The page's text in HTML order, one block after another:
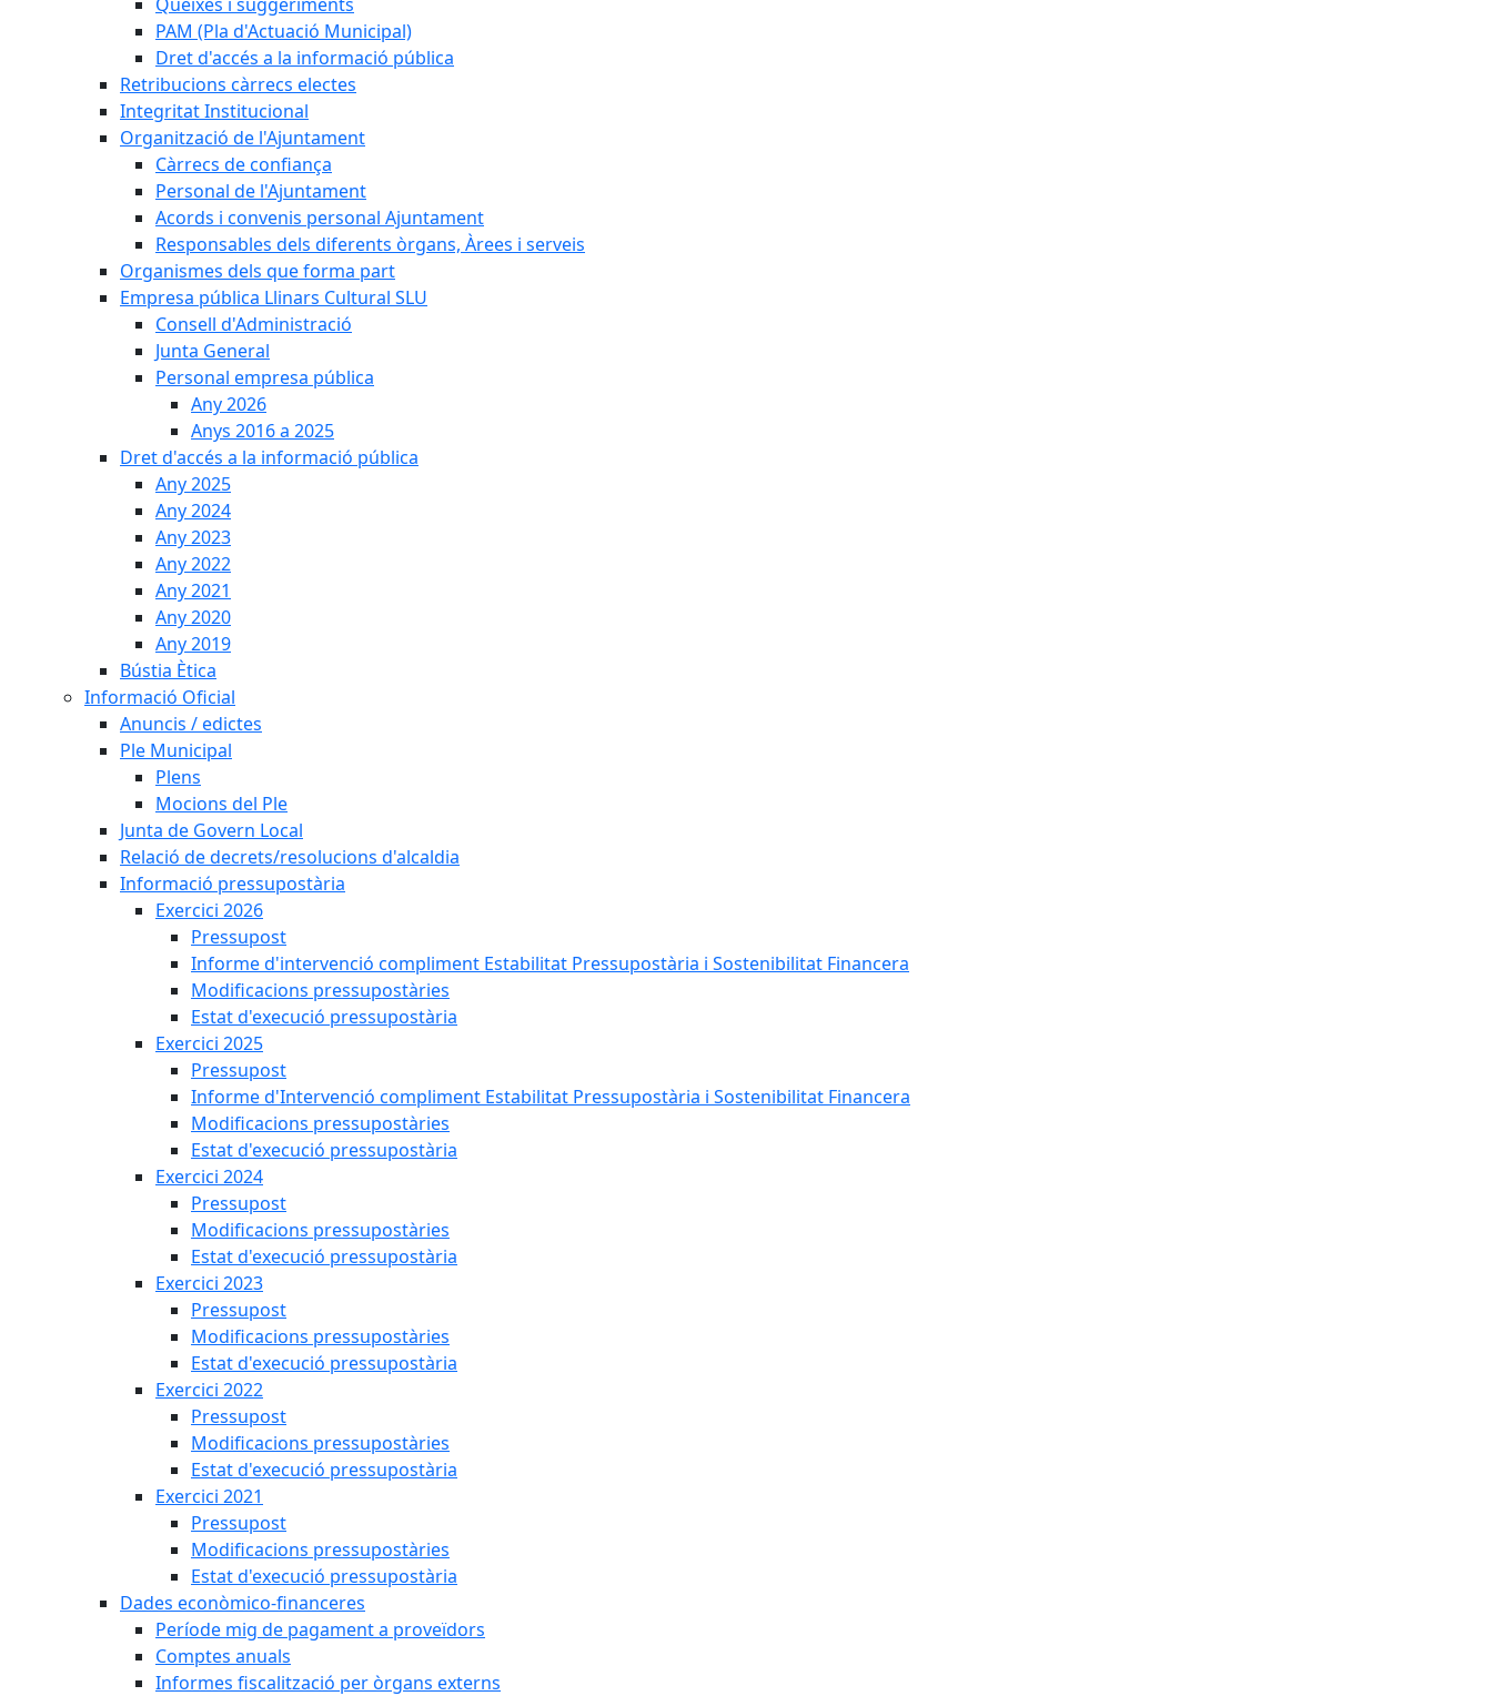
PAM (Pla d'Actuació Municipal)
Dret d'accés a la informació pública
Retribucions càrrecs electes
Integritat Institucional
Organització de l'Ajuntament
Càrrecs de confiança
Personal de l'Ajuntament
Acords i convenis personal Ajuntament
Responsables dels diferents òrgans, Àrees i serveis
Organismes dels que forma part
Empresa pública Llinars Cultural SLU
Consell d'Administració
Junta General
Personal empresa pública
Any 2026
Anys 2016 a 2025
Dret d'accés a la informació pública
Any 2025
Any 2024
Any 2023
Any 2022
Any 2021
Any 2020
Any 2019
Bústia Ètica
Informació Oficial
Anuncis / edictes
Ple Municipal
Plens
Mocions del Ple
Junta de Govern Local
Relació de decrets/resolucions d'alcaldia
Informació pressupostària
Exercici 2026
Pressupost
Informe d'intervenció compliment Estabilitat Pressupostària i Sostenibilitat Financera
Modificacions pressupostàries
Estat d'execució pressupostària
Exercici 2025
Pressupost
Informe d'Intervenció compliment Estabilitat Pressupostària i Sostenibilitat Financera
Modificacions pressupostàries
Estat d'execució pressupostària
Exercici 2024
Pressupost
Modificacions pressupostàries
Estat d'execució pressupostària
Exercici 2023
Pressupost
Modificacions pressupostàries
Estat d'execució pressupostària
Exercici 2022
Pressupost
Modificacions pressupostàries
Estat d'execució pressupostària
Exercici 2021
Pressupost
Modificacions pressupostàries
Estat d'execució pressupostària
Dades econòmico-financeres
Període mig de pagament a proveïdors
Comptes anuals
Informes fiscalització per òrgans externs